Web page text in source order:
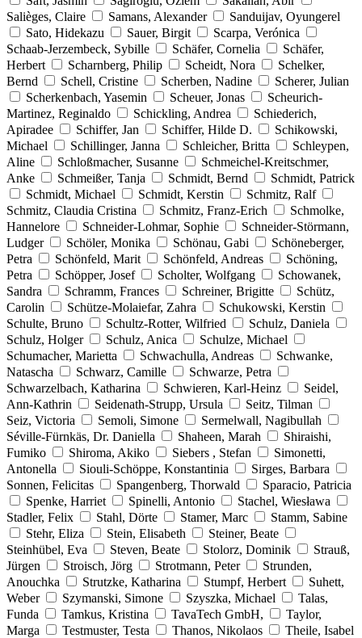
Salièges, Claire
Samans, Alexander
Sanduijav, Oyungerel
Sato, Hidekazu
Sauer, Birgit
Scarpa, Verónica
Schaab-Jerzembeck, Sybille
Schäfer, Cornelia
Schäfer,
Herbert
Scharnberg, Philip Scheidt, Nora
Schelker,
Bernd
Schell, Cristine Scherben, Nadine
Scherer, Julian
Scherkenbach, Yasemin
Scheuer, Jonas
Scheurich-
Martinez, Reginaldo
Schickling, Andrea
Schiederich,
Apiradee
Schiffer, Jan Schiffer, Hilde D.
Schikowski,
Michael
Schillinger, Janna Schleicher, Britta
Schleypen,
Aline
Schloßmacher, Susanne
Schmeichel-Kreitschmer,
Anke
Schmeißer, Tanja Schmidt, Bernd
Schmidt, Patrick
Schmidt, Michael
Schmidt, Kerstin
Schmitz, Ralf
Schmitz, Claudia Cristina
Schmitz, Franz-Erich
Schmolke,
Hannelore
Schneider-Lohmar, Sophie
Schneider-Störmann,
Ludger
Schöler, Monika Schönau, Gabi
Schöneberger,
Petra
Schönfeld, Marit Schönfeld, Andreas
Schöning,
Petra
Schöpper, Josef Scholter, Wolfgang
Schowanek,
Sandra
Schramm, Frances Schreiner, Brigitte
Schütz,
Carolin
Schütze-Molaiefar, Zahra
Schukowski, Kerstin
Schulte, Bruno
Schultz-Rotter, Wilfried
Schulz, Daniela
Schulz, Holger
Schulz, Anica
Schulze, Michael
Schumacher, Marietta
Schwachulla, Andreas
Schwanke,
Natascha
Schwarz, Camille
Schwarze, Petra
Schwarzelbach, Katharina
Schwieren, Karl-Heinz
Seidel,
Ann-Kathrin
Seidenath-Strupp, Ursula
Seitz, Tilman
Seiz, Victoria
Semoli, Simone
Sermelwall, Nagibullah
Séville-Fürnkäs, Dr. Daniella
Shaheen, Marah
Shiraishi,
Fumiko
Shiroma, Akiko Siebers , Stefan
Simonetti,
Antonella
Siouli-Schöppe, Konstantinia
Sirges, Barbara
Sonnen, Felicitas
Spangenberg, Thorwald
Sparacio, Patricia
Spenke, Harriet
Spinelli, Antonio
Stachel, Wiesława
Stadler, Felix
Stahl, Dörte Stamer, Marc
Stamm, Sabine
Stehr, Eliza
Stein, Elisabeth
Steiner, Beate
Steinhübel, Eva
Steven, Beate Stolorz, Dominik
Strauß,
Jürgen
Stroisch, Jörg Strotmann, Peter
Strunden,
Anouchka
Strutzke, Katharina Stumpf, Herbert
Suhett,
Weber
Szymanski, Simone Szyszka, Michael
Talas,
Funda
Tamkus, Kristina TavaTech GmbH,
Taylor,
Marga
Testmuster, Testa Thanos, Nikolaos
Theile, Isabel